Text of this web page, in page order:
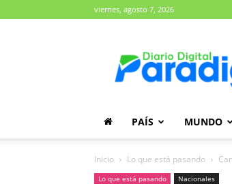
viernes, agosto 7, 2026
PAÍS MUNDO
Inicio Lo que está pasando
Lo que está pasando Nacionales